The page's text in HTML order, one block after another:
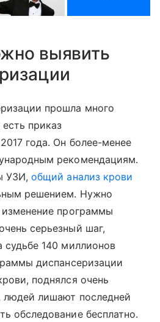
выявить
прошла много
приказ
года. Он более-менее
рекомендациям.
УЗИ,общий анализ крови
решением. Нужно
программы
серьезный шаг,
судьбе 140 миллионов
диспансеризации
поднялся очень
лишают последней
обследование бесплатно.